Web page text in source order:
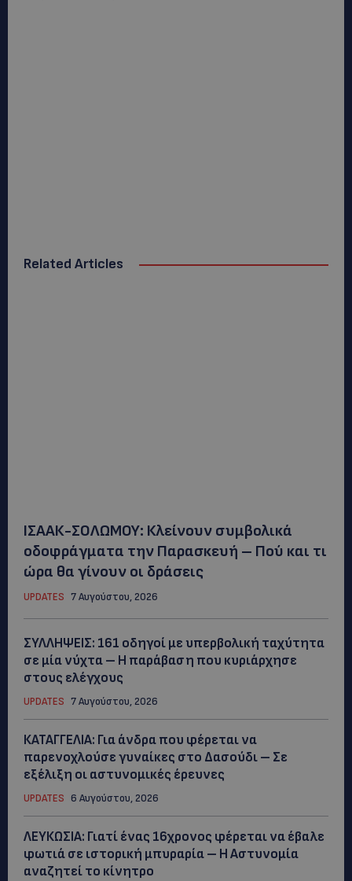
Related Articles
ΙΣΑΑΚ-ΣΟΛΩΜΟΥ: Κλείνουν συμβολικά
οδοφράγματα την Παρασκευή – Πού και τι
ώρα θα γίνουν οι δράσεις
UPDATES 7 Αυγούστου, 2026
ΣΥΛΛΗΨΕΙΣ: 161 οδηγοί με υπερβολική ταχύτητα
σε μία νύχτα – Η παράβαση που κυριάρχησε
στους ελέγχους
UPDATES 7 Αυγούστου, 2026
ΚΑΤΑΓΓΕΛΙΑ: Για άνδρα που φέρεται να
παρενοχλούσε γυναίκες στο Δασούδι – Σε
εξέλιξη οι αστυνομικές έρευνες
UPDATES 6 Αυγούστου, 2026
ΛΕΥΚΩΣΙΑ: Γιατί ένας 16χρονος φέρεται να έβαλε
φωτιά σε ιστορική μπυραρία – Η Αστυνομία
αναζητεί το κίνητρο